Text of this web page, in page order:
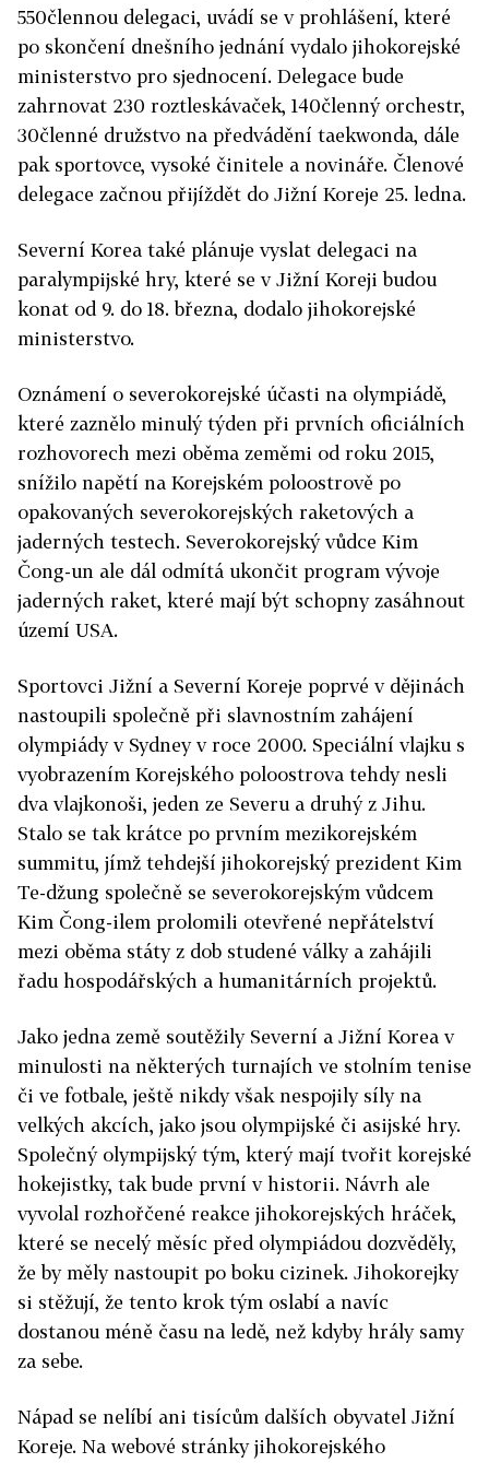
550člennou delegaci, uvádí se v prohlášení, které
po skončení dnešního jednání vydalo jihokorejské
ministerstvo pro sjednocení. Delegace bude
zahrnovat 230 roztleskávaček, 140členný orchestr,
30členné družstvo na předvádění taekwonda, dále
pak sportovce, vysoké činitele a novináře. Členové
delegace začnou přijíždět do Jižní Koreje 25. ledna.
Severní Korea také plánuje vyslat delegaci na
paralympijské hry, které se v Jižní Koreji budou
konat od 9. do 18. března, dodalo jihokorejské
ministerstvo.
Oznámení o severokorejské účasti na olympiádě,
které zaznělo minulý týden při prvních oficiálních
rozhovorech mezi oběma zeměmi od roku 2015,
snížilo napětí na Korejském poloostrově po
opakovaných severokorejských raketových a
jaderných testech. Severokorejský vůdce Kim
Čong-un ale dál odmítá ukončit program vývoje
jaderných raket, které mají být schopny zasáhnout
území USA.
Sportovci Jižní a Severní Koreje poprvé v dějinách
nastoupili společně při slavnostním zahájení
olympiády v Sydney v roce 2000. Speciální vlajku s
vyobrazením Korejského poloostrova tehdy nesli
dva vlajkonoši, jeden ze Severu a druhý z Jihu.
Stalo se tak krátce po prvním mezikorejském
summitu, jímž tehdejší jihokorejský prezident Kim
Te-džung společně se severokorejským vůdcem
Kim Čong-ilem prolomili otevřené nepřátelství
mezi oběma státy z dob studené války a zahájili
řadu hospodářských a humanitárních projektů.
Jako jedna země soutěžily Severní a Jižní Korea v
minulosti na některých turnajích ve stolním tenise
či ve fotbale, ještě nikdy však nespojily síly na
velkých akcích, jako jsou olympijské či asijské hry.
Společný olympijský tým, který mají tvořit korejské
hokejistky, tak bude první v historii. Návrh ale
vyvolal rozhořčené reakce jihokorejských hráček,
které se necelý měsíc před olympiádou dozvěděly,
že by měly nastoupit po boku cizinek. Jihokorejky
si stěžují, že tento krok tým oslabí a navíc
dostanou méně času na ledě, než kdyby hrály samy
za sebe.
Nápad se nelíbí ani tisícům dalších obyvatel Jižní
Koreje. Na webové stránky jihokorejského